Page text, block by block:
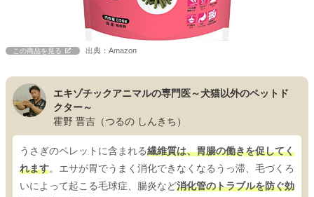
この商品を見る 出典：Amazon
エキゾチックアニマルの専門医～犬猫以外のペットド
クター～
霍野 晋吉（つるの しんきち）
うさぎのペレットに含まれる繊維質は、胃腸の働きを促してく
れます。エサが胃でうまく消化できなくなるうっ滞、毛づくろ
いによって起こる毛球症、腸炎など消化管のトラブルを防ぐ効